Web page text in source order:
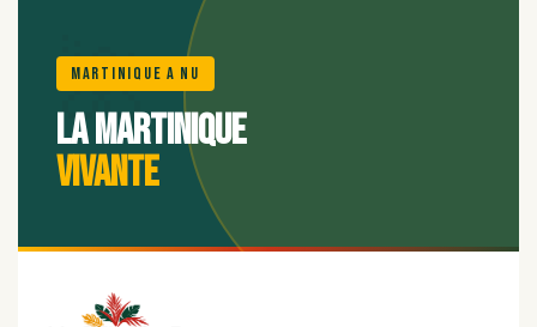
🌺
Martinique A Nu
La Martinique
vivante